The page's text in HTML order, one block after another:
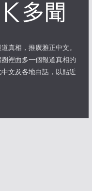
真相，推廣雅正中文。
裡面多一個報道真相的
文及各地白話，以貼近